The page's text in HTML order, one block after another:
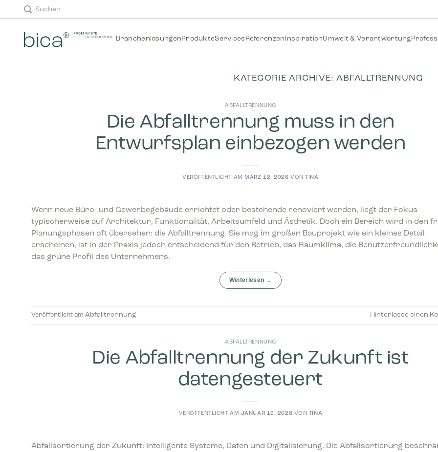
Inhalt
Suchen
Branchenlösungen ProdukteServices Referenzen InspirationUmwelt & Verantwortung
KATEGORIE-ARCHIVE: ABFALLTRENNUNG
ABFALLTRENNUNG
Die Abfalltrennung muss in den
Entwurfsplan einbezogen werden
VERÖFFENTLICHT AM MÄRZ 12, 2026 VON TINA
Wenn neue Büro- und Gewerbegebäude errichtet oder bestehende renoviert werden, liegt der Fokus
typischerweise auf Architektur, Funktionalität, Arbeitsumfeld und Ästhetik. Doch ein Bereich wird in den
Planungsphasen oft übersehen: die Abfalltrennung. Sie mag im großen Bauprojekt wie ein kleines Detail
erscheinen, ist in der Praxis jedoch entscheidend für den Betrieb, das Raumklima, die
das grüne Profil des Unternehmens.
Weiterlesen →
Veröffentlicht am Abfalltrennung Hinterlasse einen
ABFALLTRENNUNG
Die Abfalltrennung der Zukunft ist
datengesteuert
VERÖFFENTLICHT AM JANUAR 19, 2026 VON TINA
Abfallsortierung der Zukunft: Intelligente Systeme, Daten und Digitalisierung. Die Abfallsortierung